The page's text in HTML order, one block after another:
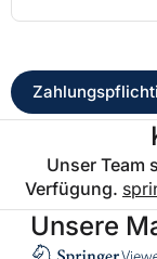
Unser Team
Verfügung.
Unsere